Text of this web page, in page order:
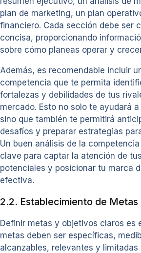
plan de marketing, un plan
financiero. Cada sección debe ser
concisa, proporcionando
sobre cómo planeas operar y
Además, es recomendable incluir
competencia que te permita
fortalezas y debilidades de tus
mercado. Esto no solo te ayudará
sino que también te permitirá
desafíos y preparar estrategias
Un buen análisis de la
clave para captar la atención de
potenciales y posicionar tu marca
efectiva.
2.2. Establecimiento de Metas
Definir metas y objetivos claros es
metas deben ser específicas,
alcanzables, relevantes y limitadas